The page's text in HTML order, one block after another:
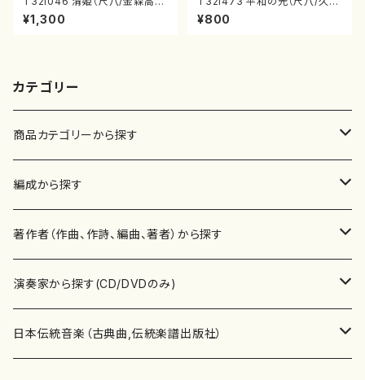
山/楽譜）都山流公刊楽譜曲番：
45
¥1,300
玄智/楽譜）都山流公刊楽譜曲
番:2181
¥800
カテゴリー
商品カテゴリーから探す
楽譜
書籍
書籍
テキストブック
CD・DVD
チケット
編成から探す
邦楽器
箏・琴（ソロ）
箏・琴（合奏）
合唱
混声合唱
歌・声
著作者（作曲、作詩、編曲、著者）から探す
あ行
青木省三(アオキ ショウゾウ)
か行
演奏家から探す(CD/DVDのみ)
邦楽（箏、三味線、尺八等）演奏家
日本伝統音楽（古典曲,伝統楽譜出版社）